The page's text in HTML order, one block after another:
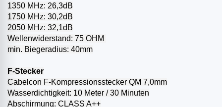
1350 MHz: 26,3dB
1750 MHz: 30,2dB
2050 MHz: 32,1dB
Wellenwiderstand: 75 OHM
min. Biegeradius: 40mm
F-Stecker
Cabelcon F-Kompressionsstecker QM 7,0mm
Wasserdichtigkeit: 10 Meter / 30 Minuten
Abschirmung: CLASS A++